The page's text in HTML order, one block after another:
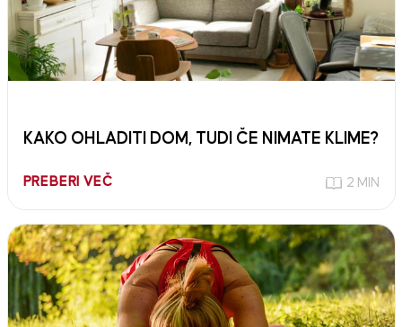
KAKO OHLADITI DOM, TUDI ČE NIMATE KLIME?
PREBERI VEČ 2 MIN